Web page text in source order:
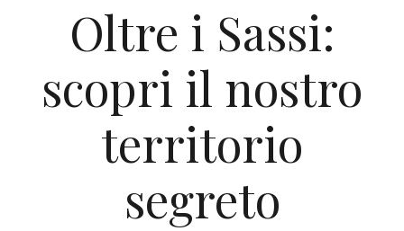
Oltre i Sassi:
scopri il nostro
territorio
segreto